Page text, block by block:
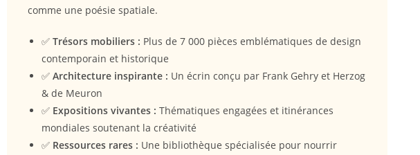
comme une poésie spatiale.
✅ Trésors mobiliers : Plus de 7 000 pièces emblématiques de design
contemporain et historique
✅ Architecture inspirante : Un écrin conçu par Frank Gehry et Herzog
& de Meuron
✅ Expositions vivantes : Thématiques engagées et itinérances
mondiales soutenant la créativité
✅ Ressources rares : Une bibliothèque spécialisée pour nourrir